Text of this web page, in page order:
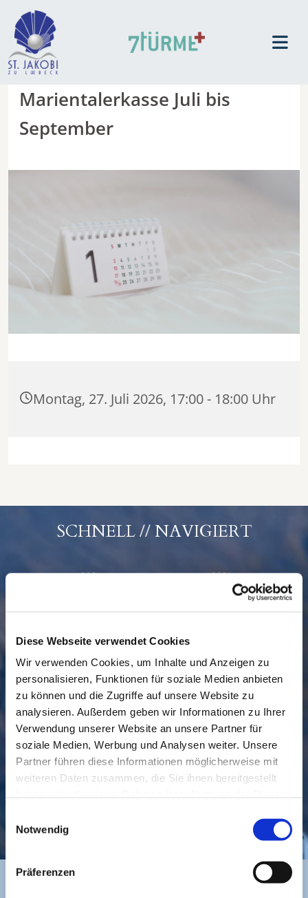
Diese Webseite verwendet Cookies
Wir verwenden Cookies, um Inhalte und Anzeigen zu
personalisieren, Funktionen für soziale Medien anbieten
zu können und die Zugriffe auf unsere Website zu
analysieren. Außerdem geben wir Informationen zu Ihrer
Verwendung unserer Website an unsere Partner für
soziale Medien, Werbung und Analysen weiter. Unsere
Partner führen diese Informationen möglicherweise mit
weiteren Daten zusammen, die Sie ihnen bereitgestellt
Notwendig
Präferenzen
Marientalerkasse Juli bis
September
Montag, 27. Juli 2026, 17:00 - 18:00 Uhr
SCHNELL // NAVIGIERT
GEMEINDE BESUCHEN